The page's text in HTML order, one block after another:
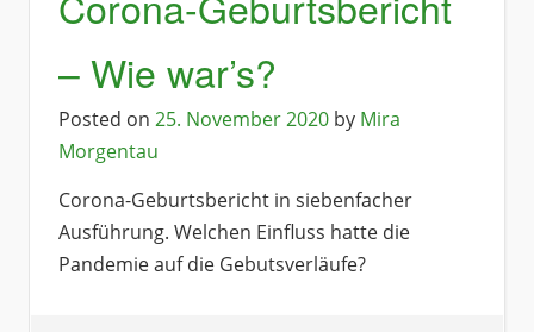
– Wie war’s?
Posted on 25. November 2020 by Mira
Morgentau
Corona-Geburtsbericht in siebenfacher
Ausführung. Welchen Einfluss hatte die
Pandemie auf die Gebutsverläufe?